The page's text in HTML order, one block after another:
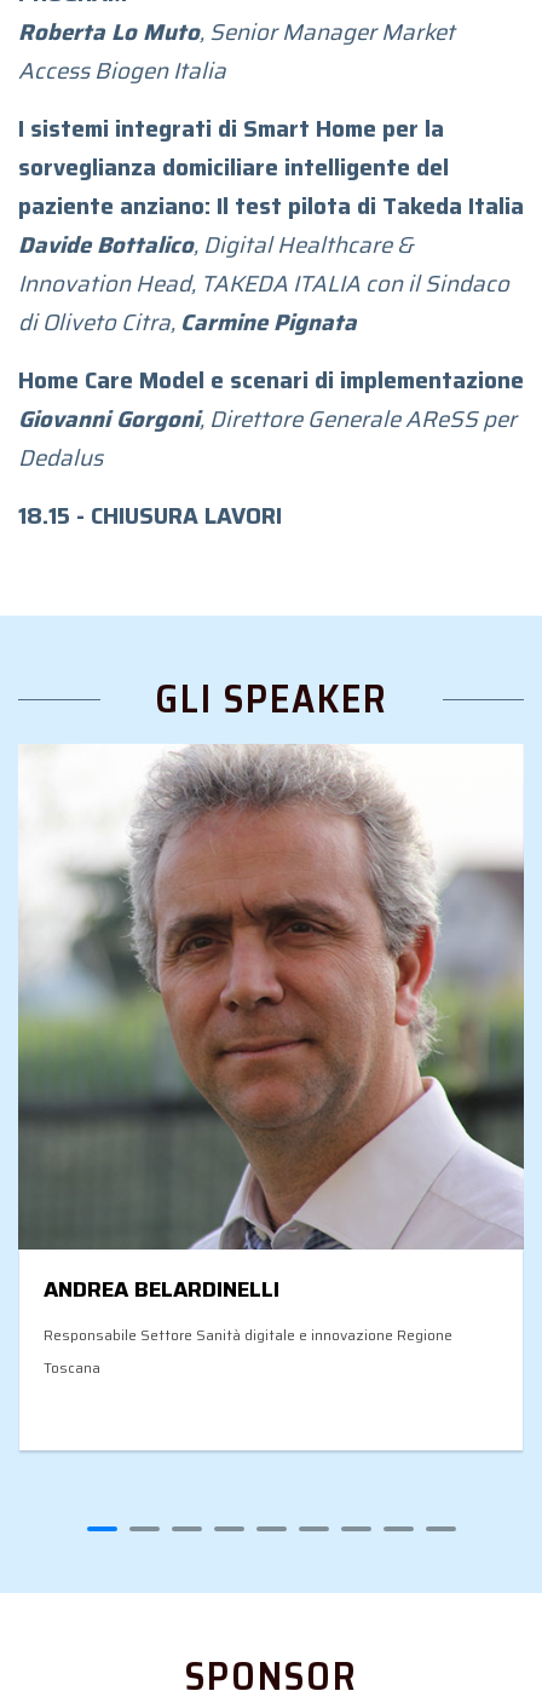
Roberta Lo Muto, Senior Manager Market
Access Biogen Italia
I sistemi integrati di Smart Home per la
sorveglianza domiciliare intelligente del
paziente anziano: Il test pilota di Takeda Italia
Davide Bottalico, Digital Healthcare &
Innovation Head, TAKEDA ITALIA con il Sindaco
di Oliveto Citra, Carmine Pignata
Home Care Model e scenari di implementazione
Giovanni Gorgoni, Direttore Generale AReSS per
Dedalus
18.15 - CHIUSURA LAVORI
GLI SPEAKER
ANDREA BELARDINELLI
Responsabile Settore Sanità digitale e innovazione Regione
Toscana
SPONSOR